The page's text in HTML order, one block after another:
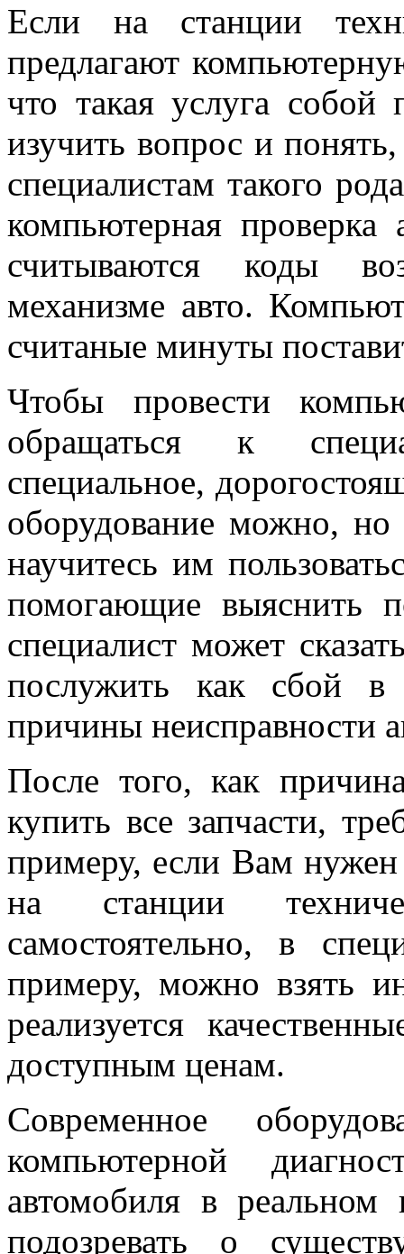
Если на станции
предлагают
что такая услуга собой
изучить вопрос и
специалистам такого
компьютерная проверка
считываются коды
механизме авто.
считаные минуты
Чтобы провести
обращаться к
специальное,
оборудование можно,
научитесь им
помогающие выяснить
специалист может
послужить как сбой в
причины неисправности
После того, как
купить все запчасти,
примеру, если Вам
на станции
самостоятельно, в
примеру, можно взять
реализуется
доступным ценам.
Современное
компьютерной
автомобиля в
подозревать о